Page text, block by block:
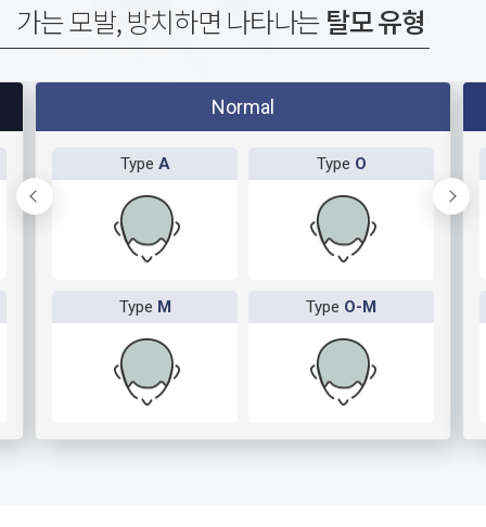
가는 모발, 방치하면 나타나는탈모 유형
Normal
Type A Type O
Type M Type O-M